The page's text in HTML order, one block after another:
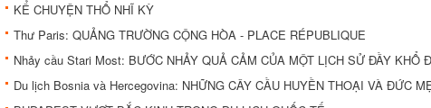
KỂ CHUYỆN THỔ NHĨ KỲ
Thư Paris: QUẢNG TRƯỜNG CỘNG HÒA - PLACE RÉPUBLIQUE
Nhảy cầu Stari Most: BƯỚC NHẢY QUẢ CẢM CỦA MỘT LỊCH SỬ ĐẦY KHỔ
Du lịch Bosnia và Hercegovina: NHỮNG CÂY CẦU HUYỀN THOẠI VÀ ĐỨC